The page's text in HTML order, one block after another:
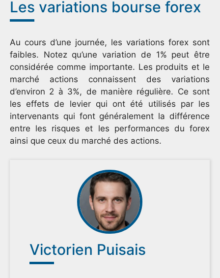
Les variations bourse forex
Au cours d’une journée, les variations forex sont
faibles. Notez qu’une variation de 1% peut être
considérée comme importante. Les produits et le
marché actions connaissent des variations
d’environ 2 à 3%, de manière régulière. Ce sont
les effets de levier qui ont été utilisés par les
intervenants qui font généralement la différence
entre les risques et les performances du forex
ainsi que ceux du marché des actions.
Victorien Puisais